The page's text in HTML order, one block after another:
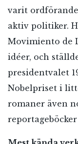
varit
aktiv politiker.
Movimiento de
idéer, och
presidentvalet
Nobelpriset i
romaner även
reportageböcker